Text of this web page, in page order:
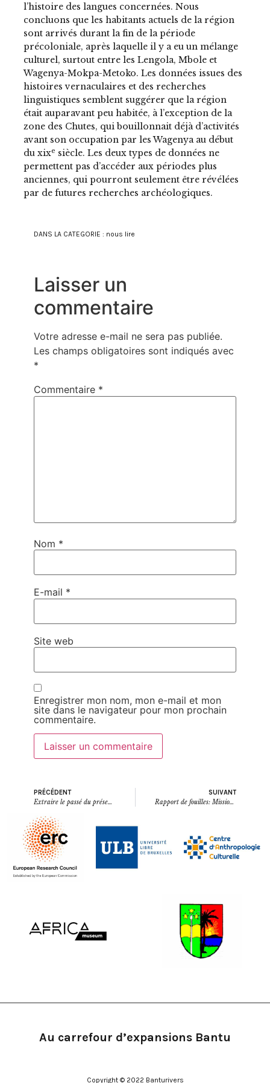
l’histoire des langues concernées. Nous
concluons que les habitants actuels de la région
sont arrivés durant la fin de la période
précoloniale, après laquelle il y a eu un mélange
culturel, surtout entre les Lengola, Mbole et
Wagenya-Mokpa-Metoko. Les données issues des
histoires vernaculaires et des recherches
linguistiques semblent suggérer que la région
était auparavant peu habitée, à l’exception de la
zone des Chutes, qui bouillonnait déjà d’activités
avant son occupation par les Wagenya au début
du xixe siècle. Les deux types de données ne
permettent pas d’accéder aux périodes plus
anciennes, qui pourront seulement être révélées
par de futures recherches archéologiques.
DANS LA CATEGORIE : nous lire
Laisser un
commentaire
Votre adresse e-mail ne sera pas publiée.
Les champs obligatoires sont indiqués avec
*
Commentaire *
Nom *
E-mail *
Site web
Enregistrer mon nom, mon e-mail et mon
site dans le navigateur pour mon prochain
commentaire.
PRÉCÉDENT
Extraire le passé du présent : introduction
SUIVANT
Rapport de fouilles: Mission 2023 du projet Banturivers dans la province de la Tshopo (RDC) : prospections et sondages le long du fleuve Congo et de la rivière Lomami
Au carrefour d’expansions Bantu
Copyright © 2022 Banturivers